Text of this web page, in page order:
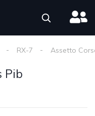
RX-7 Assetto
Pib